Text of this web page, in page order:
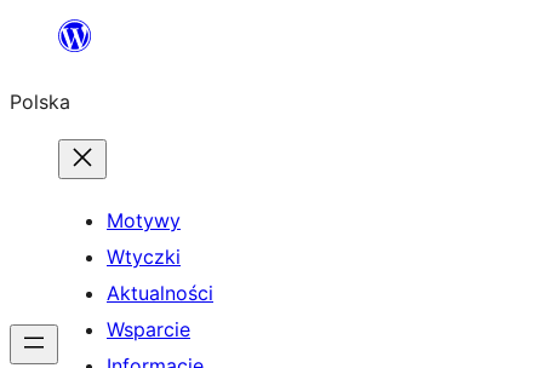
Przejdź
treści
Polska
Motywy
Wtyczki
Aktualności
Wsparcie